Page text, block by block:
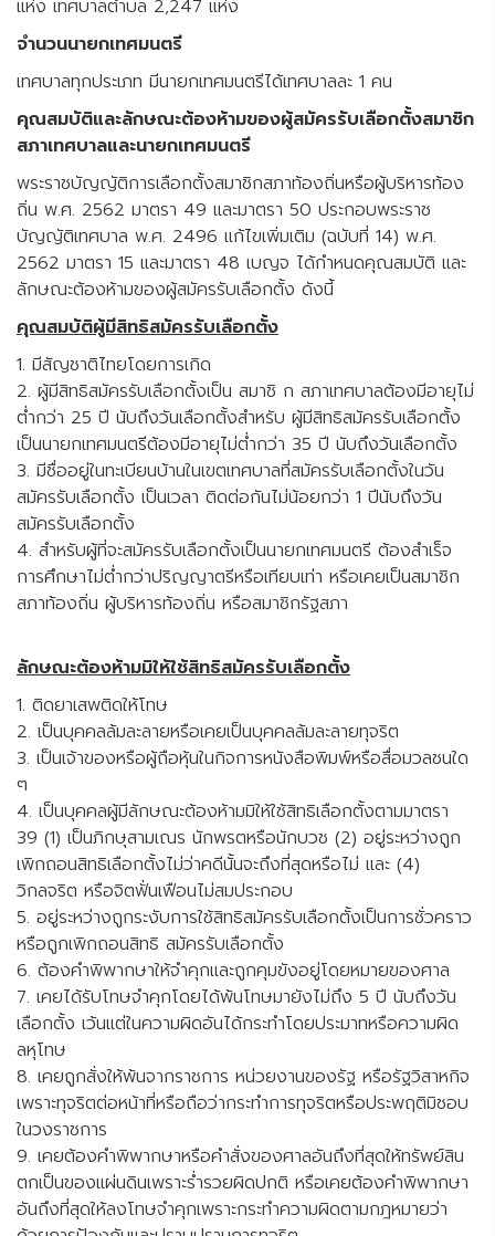
แห่ง เทศบาลตำบล 2,247 แห่ง
จำนวนนายกเทศมนตรี
เทศบาลทุกประเภท มีนายกเทศมนตรีได้เทศบาลละ 1 คน
คุณสมบัติและลักษณะต้องห้ามของผู้สมัครรับเลือกตั้งสมาชิก
สภาเทศบาลและนายกเทศมนตรี
พระราชบัญญัติการเลือกตั้งสมาชิกสภาท้องถิ่นหรือผู้บริหารท้อง
ถิ่น พ.ศ. 2562 มาตรา 49 และมาตรา 50 ประกอบพระราช
บัญญัติเทศบาล พ.ศ. 2496 แก้ไขเพิ่มเติม (ฉบับที่ 14) พ.ศ.
2562 มาตรา 15 และมาตรา 48 เบญจ ได้กำหนดคุณสมบัติ และ
ลักษณะต้องห้ามของผู้สมัครรับเลือกตั้ง ดังนี้
คุณสมบัติผู้มีสิทธิสมัครรับเลือกตั้ง
1. มีสัญชาติไทยโดยการเกิด
2. ผู้มีสิทธิสมัครรับเลือกตั้งเป็น สมาชิ ก สภาเทศบาลต้องมีอายุไม่
ต่ำกว่า 25 ปี นับถึงวันเลือกตั้งสำหรับ ผู้มีสิทธิสมัครรับเลือกตั้ง
เป็นนายกเทศมนตรีต้องมีอายุไม่ต่ำกว่า 35 ปี นับถึงวันเลือกตั้ง
3. มีชื่ออยู่ในทะเบียนบ้านในเขตเทศบาลที่สมัครรับเลือกตั้งในวัน
สมัครรับเลือกตั้ง เป็นเวลา ติดต่อกันไม่น้อยกว่า 1 ปีนับถึงวัน
สมัครรับเลือกตั้ง
4. สำหรับผู้ที่จะสมัครรับเลือกตั้งเป็นนายกเทศมนตรี ต้องสำเร็จ
การศึกษาไม่ต่ำกว่าปริญญาตรีหรือเทียบเท่า หรือเคยเป็นสมาชิก
สภาท้องถิ่น ผู้บริหารท้องถิ่น หรือสมาชิกรัฐสภา
ลักษณะต้องห้ามมิให้ใช้สิทธิสมัครรับเลือกตั้ง
1. ติดยาเสพติดให้โทษ
2. เป็นบุคคลล้มละลายหรือเคยเป็นบุคคลล้มละลายทุจริต
3. เป็นเจ้าของหรือผู้ถือหุ้นในกิจการหนังสือพิมพ์หรือสื่อมวลชนใด
ๆ
4. เป็นบุคคลผู้มีลักษณะต้องห้ามมิให้ใช้สิทธิเลือกตั้งตามมาตรา
39 (1) เป็นภิกษุสามเณร นักพรตหรือนักบวช (2) อยู่ระหว่างถูก
เพิกถอนสิทธิเลือกตั้งไม่ว่าคดีนั้นจะถึงที่สุดหรือไม่ และ (4)
วิกลจริต หรือจิตฟั่นเฟือนไม่สมประกอบ
5. อยู่ระหว่างถูกระงับการใช้สิทธิสมัครรับเลือกตั้งเป็นการชั่วคราว
หรือถูกเพิกถอนสิทธิ สมัครรับเลือกตั้ง
6. ต้องคำพิพากษาให้จำคุกและถูกคุมขังอยู่โดยหมายของศาล
7. เคยได้รับโทษจำคุกโดยได้พ้นโทษมายังไม่ถึง 5 ปี นับถึงวัน
เลือกตั้ง เว้นแต่ในความผิดอันได้กระทำโดยประมาทหรือความผิด
ลหุโทษ
8. เคยถูกสั่งให้พ้นจากราชการ หน่วยงานของรัฐ หรือรัฐวิสาหกิจ
เพราะทุจริตต่อหน้าที่หรือถือว่ากระทำการทุจริตหรือประพฤติมิชอบ
ในวงราชการ
9. เคยต้องคำพิพากษาหรือคำสั่งของศาลอันถึงที่สุดให้ทรัพย์สิน
ตกเป็นของแผ่นดินเพราะร่ำรวยผิดปกติ หรือเคยต้องคำพิพากษา
อันถึงที่สุดให้ลงโทษจำคุกเพราะกระทำความผิดตามกฎหมายว่า